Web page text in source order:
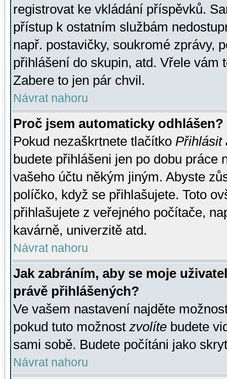
registrovat ke vkládání příspěvků.
přístup k ostatním službám
např. postavičky, soukromé zprávy,
přihlášení do skupin, atd. Vřele vám
Zabere to jen pár chvil.
Návrat nahoru
Proč jsem automaticky odhlášen?
Pokud nezaškrtnete tlačítko Přihlásit
budete přihlášeni jen po dobu práce
vašeho účtu někým jiným. Abyste
políčko, když se přihlašujete. Toto
přihlašujete z veřejného počítače,
kavárně, univerzitě atd.
Návrat nahoru
Jak zabráním, aby se moje
právě přihlášených?
Ve vašem nastavení najděte
pokud tuto možnost zvolíte budete
sami sobě. Budete počítáni jako
Návrat nahoru